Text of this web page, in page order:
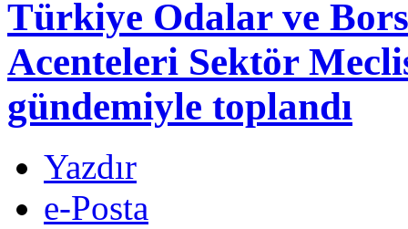
Türkiye Odalar ve
Acenteleri Sektör
gündemiyle toplandı
Yazdır
e-Posta